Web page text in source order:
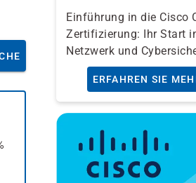
Einführung in die Cisco
Zertifizierung: Ihr Start
Netzwerk und
ERFAHREN SIE